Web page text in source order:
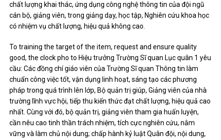
chất lượng khai thác, ứng dụng công nghệ thông tin của đội ngũ
cán bộ, giảng viên, trong giảng dạy, học tập, Nghiên cứu khoa học
có nhiệm vụ chất lượng, hiệu quả không cao.
To training the target of the item, request and ensure quality
good, the clock pho to Hiệu trưởng Trường Sĩ quan Lục quân 1 yêu
cầu: Các đồng chí giáo viên của Trường Sĩ quan Thông tin làm
chuẩn công việc tốt, vận dụng linh hoạt, sáng tạo các phương
pháp trong quá trình lên lớp, Bộ quản trị giúp, Giảng viên của nhà
trường lĩnh vực hội, tiếp thu kiến ​​thức đạt chất lượng, hiệu quả cao
nhất. Cùng với đó, bộ quản trị, giảng viên tham gia huấn luyện,
cần nêu cao tinh thần trách nhiệm, tích cực nghiên cứu, nắm
vững và làm chủ nội dung; chấp hành kỷ luật Quân đội, nội dung,